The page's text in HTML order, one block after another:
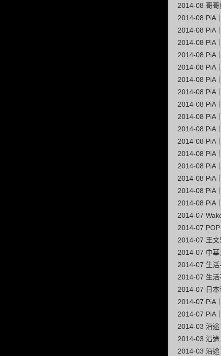
2014-08 哥哥
2014-08 PiA
2014-08 PiA
2014-08 PiA
2014-08 PiA
2014-08 PiA
2014-08 PiA
2014-08 PiA
2014-08 PiA
2014-08 PiA
2014-08 PiA
2014-08 PiA
2014-08 PiA
2014-08 PiA
2014-08 PiA
2014-08 PiA
2014-08 PiA
2014-07
2014-07
2014-07 王
2014-07 中
2014-07 生活
2014-07 生活
2014-07 日
2014-07 PiA
2014-07 PiA
2014-03 沿
2014-03 沿
2014-03 沿